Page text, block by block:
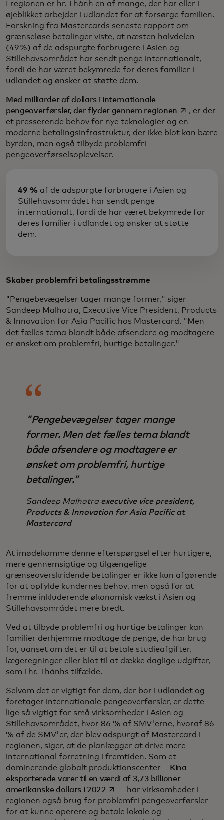
I regionen er hr. Thành en af mange, der har eller i
øjeblikket arbejder i udlandet for at forsørge familien.
Forskning fra Mastercards seneste rapport om
grænseløse betalinger viste, at næsten halvdelen
(49%) af de adspurgte forbrugere i Asien og
Stillehavsområdet har sendt penge internationalt,
fordi de har været bekymrede for deres familier i
udlandet og ønsker at støtte dem.
Med milliarder af dollars i internationale
pengeoverførsler, der flyder gennem regionenopens in a
, er der
et presserende behov for nye teknologier og en
moderne betalingsinfrastruktur, der ikke blot kan bære
byrden, men også tilbyde problemfri
pengeoverførselsoplevelser.
49 % af de adspurgte forbrugere i Asien og
Stillehavsområdet har sendt penge
internationalt, fordi de har været bekymrede for
deres familier i udlandet og ønsker at støtte
dem.
Skaber problemfri betalingsstrømme
"Pengebevægelser tager mange former," siger
Sandeep Malhotra, Executive Vice President, Products
& Innovation for Asia Pacific hos Mastercard. "Men
det fælles tema blandt både afsendere og modtagere
er ønsket om problemfri, hurtige betalinger."
"Pengebevægelser tager mange
former. Men det fælles tema blandt
både afsendere og modtagere er
ønsket om problemfri, hurtige
betalinger.”
Sandeep Malhotra executive vice president,
Products & Innovation for Asia Pacific at
Mastercard
At imødekomme denne efterspørgsel efter hurtigere,
mere gennemsigtige og tilgængelige
grænseoverskridende betalinger er ikke kun afgørende
for at opfylde kundernes behov, men også for at
fremme inkluderende økonomisk vækst i Asien og
Stillehavsområdet mere bredt.
Ved at tilbyde problemfri og hurtige betalinger kan
familier derhjemme modtage de penge, de har brug
for, uanset om det er til at betale studieafgifter,
lægeregninger eller blot til at dække daglige udgifter,
som i hr. Thànhs tilfælde.
Selvom det er vigtigt for dem, der bor i udlandet og
foretager internationale pengeoverførsler, er dette
lige så vigtigt for små virksomheder i Asien og
Stillehavsområdet, hvor 86 % af SMV'erne, hvoraf 86
% af de SMV'er, der blev adspurgt af Mastercard i
regionen, siger, at de planlægger at drive mere
international forretning i fremtiden. Som et
dominerende globalt produktionscenter – Kina
eksporterede varer til en værdi af 3,73 billioner
amerikanske dollars i 2022 opens in a new tab
– har virksomheder i
regionen også brug for problemfri pengeoverførsler
for at kunne operere og betale lokale og